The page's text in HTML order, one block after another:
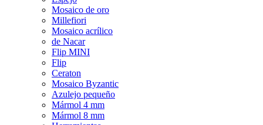
Mosaico de oro
Millefiori
Mosaico acrílico
de Nacar
Flip MINI
Flip
Ceraton
Mosaico Byzantic
Azulejo pequeño
Mármol 4 mm
Mármol 8 mm